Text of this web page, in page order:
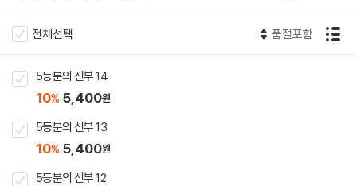
전체선택 품절포함
5등분의 신부 14
10% 5,400원
5등분의 신부 13
10% 5,400원
5등분의 신부 12